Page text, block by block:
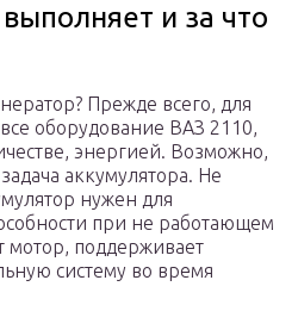
и за что
Прежде всего, для
оборудование ВАЗ 2110,
энергией. Возможно,
аккумулятора. Не
нужен для
при не работающем
мотор, поддерживает
систему во время